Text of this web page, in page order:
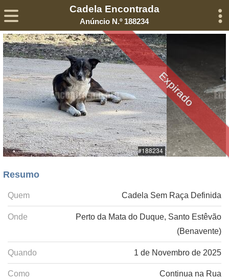
Expirado
Cadela Encontrada
Anúncio N.º 188234
Resumo
Quem Cadela Sem Raça Definida
Onde
Perto da Mata do Duque, Santo Estêvão
(Benavente)
Quando 1 de Novembro de 2025
Como Continua na Rua
Sobre Declaração de Privacidade Termos de Serviço
©2005-2026 Encontra-me® – Todos os Direitos Reservados